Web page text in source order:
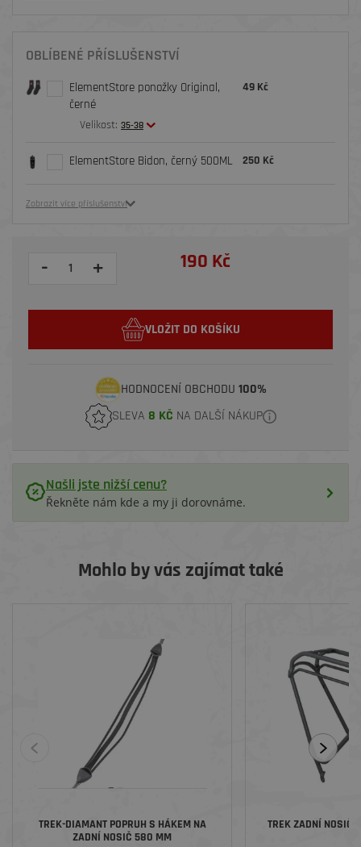
OBLÍBENÉ PŘÍSLUŠENSTVÍ
ElementStore ponožky Original,
černé
Velikost: 35-38
49 Kč
ElementStore Bidon, černý 500ML 250 Kč
Zobrazit více příslušenství
- + 190 Kč
VLOŽIT DO KOŠÍKU
HODNOCENÍ OBCHODU 100%
SLEVA 8 KČ NA DALŠÍ NÁKUP
Našli jste nižší cenu?
Řekněte nám kde a my ji dorovnáme.
Mohlo by vás zajímat také
TREK-DIAMANT POPRUH S HÁKEM NA
ZADNÍ NOSIČ 580 MM
TREK ZADNÍ NOSIČ